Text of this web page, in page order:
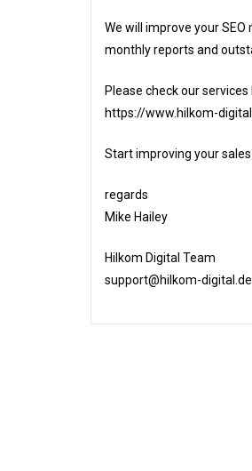
We will improve your
monthly reports and
Please check our
https://www.hilkom-
Start improving your
regards
Mike Hailey
Hilkom Digital Team
support@hilkom-digital.de